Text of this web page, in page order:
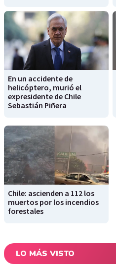
En un accidente de
helicóptero, murió el
expresidente de Chile
Sebastián Piñera
Chile: ascienden a 112 los
muertos por los incendios
forestales
LO MÁS VISTO